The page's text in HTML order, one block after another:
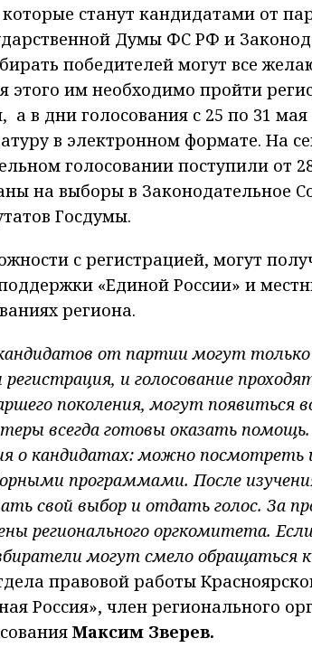
станут кандидатами от
Думы ФС РФ и
победителей могут все
этого им необходимо пройти
а в дни голосования с 25 по 31
в электронном формате. На
голосовании поступили от
на выборы в Законодательное
Госдумы.
с регистрацией, могут
«Единой России» и
региона.
от партии могут только
и голосование
поколения, могут появиться
всегда готовы оказать
о кандидатах: можно посмотреть
программами. После
свой выбор и отдать голос. За
регионального оргкомитета.
могут смело обращаться
правовой работы
Россия», член регионального
Максим Зверев.